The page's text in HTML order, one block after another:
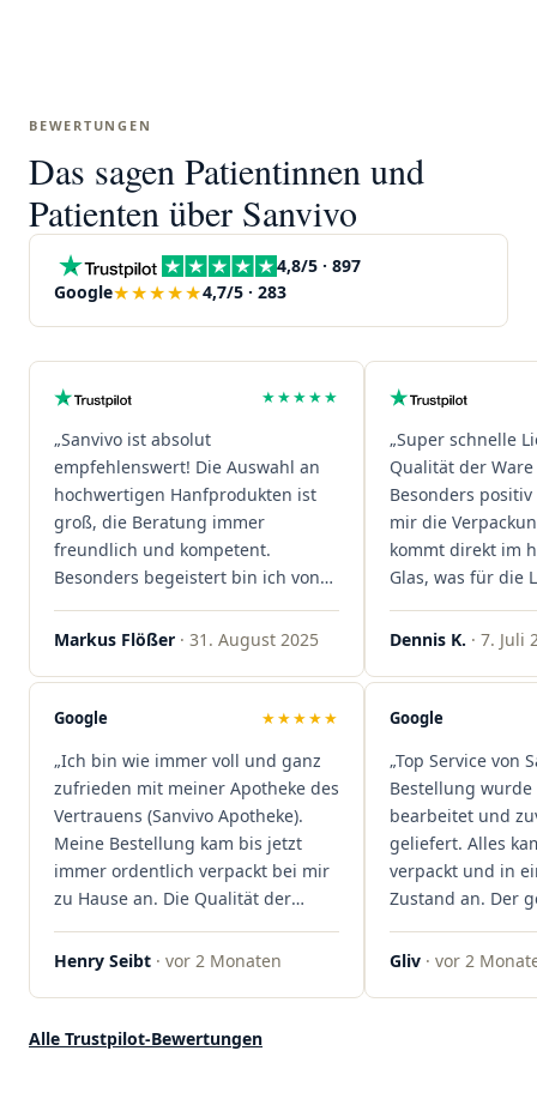
BEWERTUNGEN
Das sagen Patientinnen und
Patienten über Sanvivo
4,8/5 · 897
Google★★★★★4,7/5 · 283
★★★★★
„Sanvivo ist absolut
empfehlenswert! Die Auswahl an
hochwertigen Hanfprodukten ist
groß, die Beratung immer
freundlich und kompetent.
Besonders begeistert bin ich von
der schnellen Rezeptannahme –
alles läuft unkompliziert und
sind extrem zügig, was mir jedes
Mal viel Zeit spart. Man merkt,
Kundenzufriedenheit an erster
Stelle stehen. Vielen Dank an das
Team von Sanvivo – ich bin
rundum begeistert!"
Markus Flößer · 31. August 2025
„Super schnelle
Qualität der
Besonders
mir die
kommt direkt im
Glas, was für die
ist. Ich bestelle
wieder!"
Dennis K. · 7. Juli
Google ★★★★★
„Ich bin wie immer voll und ganz
zufrieden mit meiner Apotheke des
Vertrauens (Sanvivo Apotheke).
Meine Bestellung kam bis jetzt
immer ordentlich verpackt bei mir
zu Hause an. Die Qualität der
Blüten ist auch immer auf einem
hohen Niveau, die Auswahl ist
ordentlich gelagert, ich hatte nur
Henry Seibt · vor 2 Monaten
Google
„Top Service von
Bestellung wurde
bearbeitet und
geliefert. Alles
verpackt und in
Zustand an. Der
war
professionell.
Gliv · vor 2
Alle Trustpilot-Bewertungen